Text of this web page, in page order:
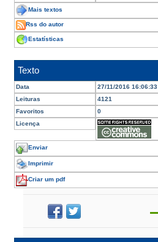
Mais textos
Rss do autor
Estatísticas
Texto
Data
27/11/2016 16:06:33
Leituras
4121
Favoritos
0
Licença
Enviar
Imprimir
Criar um pdf